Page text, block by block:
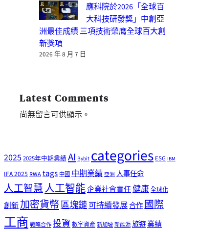
應科院於2026「全球百
大科技研發獎」中創亞
洲最佳成績 三項技術榮膺全球百大創
新獎項
2026 年 8 月 7 日
Latest Comments
尚無留言可供顯示。
2025 2025年中期業績AI Bybitcategories ESG IBM
IFA 2025 RWAtags 中國 中期業績 亞洲 人事任命
人工智慧人工智能企業社會責任健康全球化
創新加密貨幣區塊鏈可持續發展合作國際
工商 戰略合作投資數字資產新加坡新能源旅遊業績